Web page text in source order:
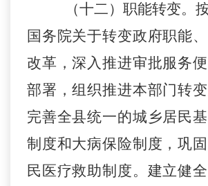
（十二）职能转变。
国务院关于转变政府职能
改革，深入推进审批服务
部署，组织推进本部门转变
完善全县统一的城乡居民
制度和大病保险制度，巩
民医疗救助制度。建立健全